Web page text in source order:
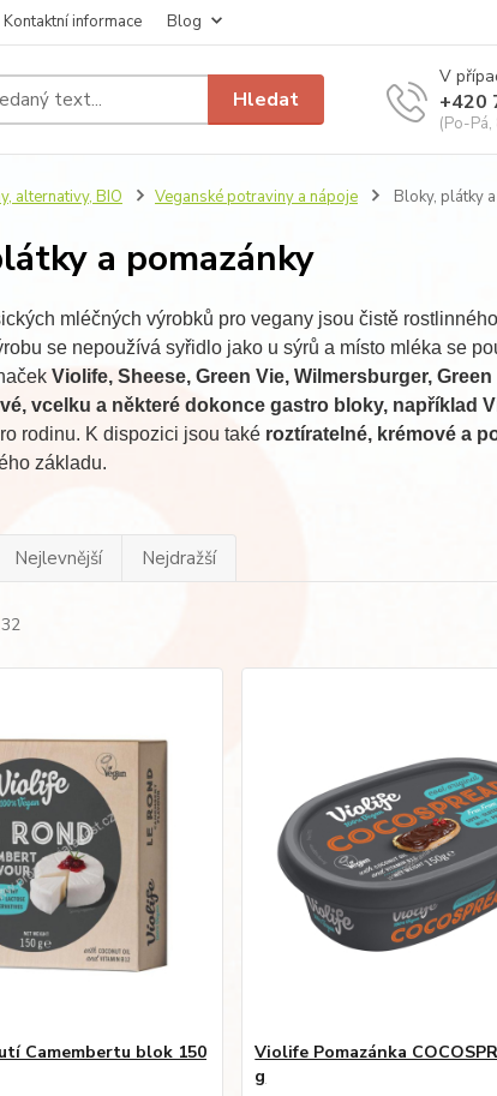
Kontaktní informace Blog
Hledat
V
+420
(Po-
alternativy, BIO Veganské potraviny a nápoje Bloky, plátky
a pomazánky
mléčných výrobků pro vegany jsou čistě
se nepoužívá syřidlo jako u sýrů a místo mléka se
Violife, Sheese, Green Vie, Wilmersburger, Green
vcelku a některé dokonce gastro bloky, například
rodinu. K dispozici jsou také roztíratelné, krémové a
základu.
Nejlevnější Nejdražší
Camembertu blok 150
Violife Pomazánka
g